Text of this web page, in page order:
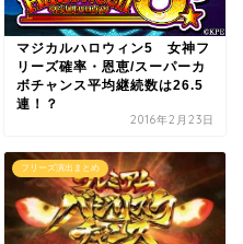
マジカルハロウィン5 女神フ
リーズ確率・恩恵/スーパーカ
ボチャンス平均継続数は26.5
連！？
2016年2月23日
フリーズ演出まとめ